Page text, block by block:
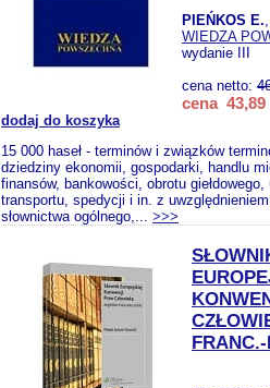
PIEŃKOS E.
WIEDZA
wydanie III
cena netto:
cena 43,89
dodaj do koszyka
15 000 haseł - terminów i związków
dziedziny ekonomii, gospodarki, handlu
finansów, bankowości, obrotu
transportu, spedycji i in. z
słownictwa ogólnego,... >>>